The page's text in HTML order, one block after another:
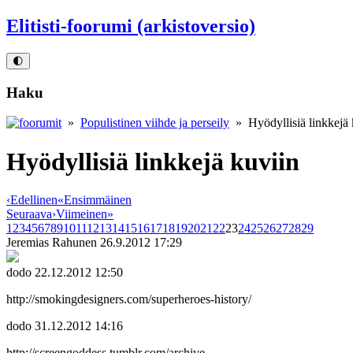
Elitisti-foorumi (arkistoversio)
🌓
Haku
» Populistinen viihde ja perseily » Hyödyllisiä linkkejä
Hyödyllisiä linkkejä kuviin
‹Edellinen«Ensimmäinen
Seuraava›Viimeinen»
1 23456789101112131415161718192021 2223242526272829
Jeremias Rahunen 26.9.2012 17:29
dodo 22.12.2012 12:50
http://smokingdesigners.com/superheroes-history/
dodo 31.12.2012 14:16